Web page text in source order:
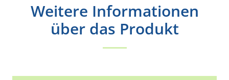
Weitere Informationen
über das Produkt